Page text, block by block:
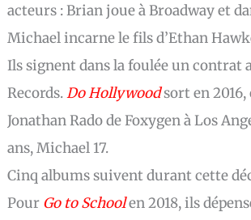
acteurs : Brian joue à Broadway et
Michael incarne le fils d’Ethan
Ils signent dans la foulée un contrat
Records.Do Hollywoodsort en
Jonathan Rado de Foxygen à Los
ans, Michael 17.
Cinq albums suivent durant cette
Pour Go to Schoolen 2018, ils